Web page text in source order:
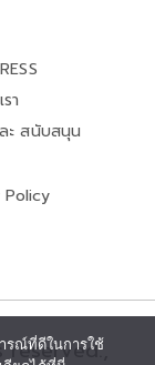
า
ะ สนับสนุน
Policy
รณ์ที่ดีในการใช้